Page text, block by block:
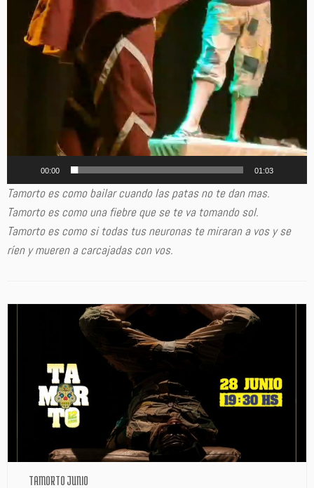
00:00 01:03
Tamorto es como bailar cuando las patas no te dan mas.
Tamorto es como una fiebre que se te va tomando sol.
Tamorto es como si todas tus neuronas te miraran a vos y se
ríen y mueren a carcajadas con vos.
TAMORTO JUNIO